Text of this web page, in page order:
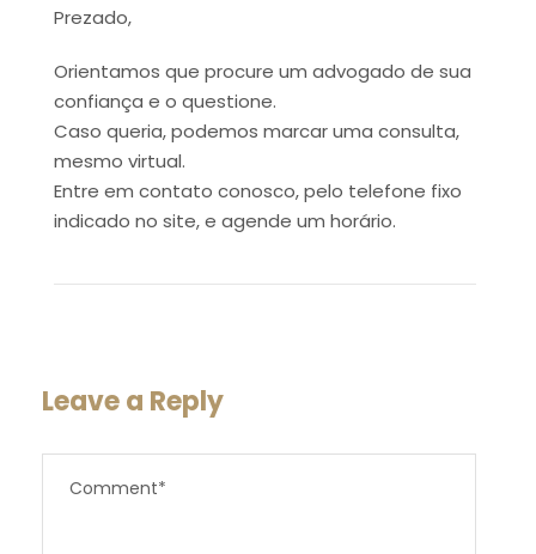
Prezado,
Orientamos que procure um advogado de sua
confiança e o questione.
Caso queria, podemos marcar uma consulta,
mesmo virtual.
Entre em contato conosco, pelo telefone fixo
indicado no site, e agende um horário.
Leave a Reply